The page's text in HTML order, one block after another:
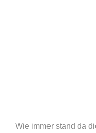
Wie immer stand da